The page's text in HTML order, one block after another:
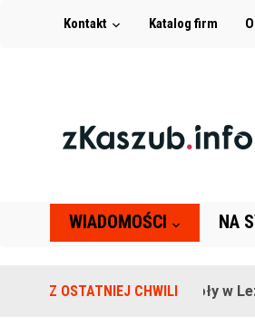
Kontakt Katalog firm
WIADOMOŚCI NA
Z OSTATNIEJ CHWILI
Na terenie szkoły w Leźnie